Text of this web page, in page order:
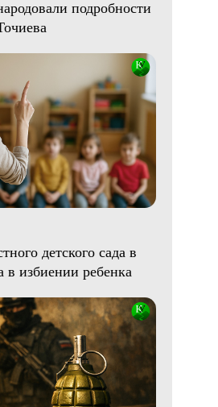
подробности
детского сада в
избиении ребенка